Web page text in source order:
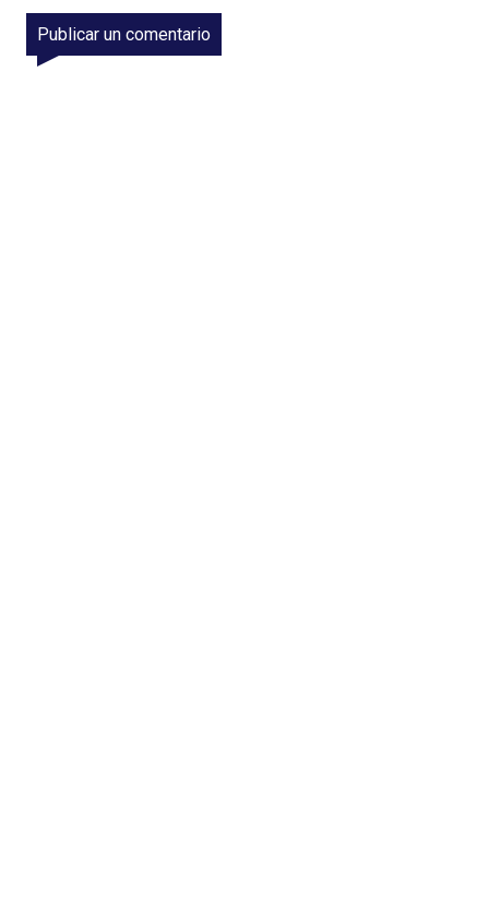
Publicar un comentario